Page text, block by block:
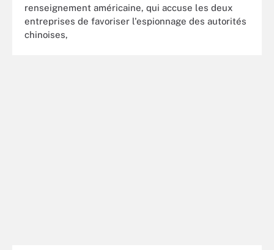
renseignement américaine, qui accuse les deux
entreprises de favoriser l'espionnage des autorités
chinoises,